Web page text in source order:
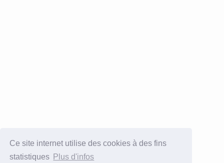
Ce site internet utilise des cookies à des fins
statistiques Plus d'infos